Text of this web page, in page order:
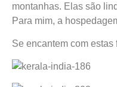
montanhas. Elas são
Para mim, a
Se encantem com estas